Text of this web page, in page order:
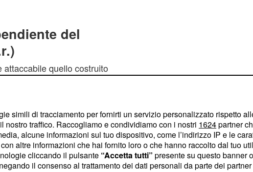
del
quello costruito
gli uomini di
hanno subito un
Sosa. Il vantaggio
di Ruiz all'indirizzo del
la difesa
area da destra e supera
simili di tracciamento per fornirti un servizio personalizzato rispetto
nostro traffico. Raccogliamo e condividiamo con i nostri 1624partner
alcune informazioni sul tuo dispositivo, come l’indirizzo IP e le
altre informazioni che hai fornito loro o che hanno raccolto dal tuo
cliccando il pulsante “Accetta tutti” presente su questo banner
il consenso al trattamento dei dati personali da parte dei